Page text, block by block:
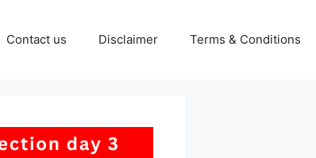
Contact us Disclaimer Terms & Conditions